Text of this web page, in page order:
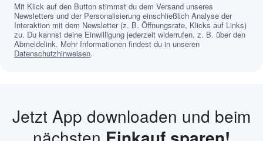
Mit Klick auf den Button stimmst du dem Versand unseres
Newsletters und der Personalisierung einschließlich Analyse der
Interaktion mit dem Newsletter (z. B. Öffnungsrate, Klicks auf Links)
zu. Du kannst deine Einwilligung jederzeit widerrufen, z. B. über den
Abmeldelink. Mehr Informationen findest du in unseren
Datenschutzhinweisen.
Jetzt App downloaden und beim